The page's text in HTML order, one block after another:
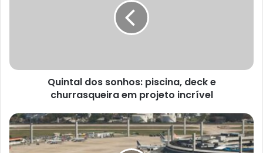
Quintal dos sonhos: piscina, deck e
churrasqueira em projeto incrível